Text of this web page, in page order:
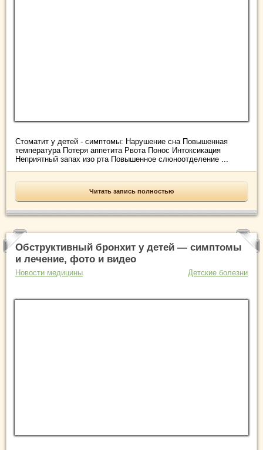
Стоматит у детей - симптомы: Нарушение сна Повышенная
температура Потеря аппетита Рвота Понос Интоксикация
Неприятный запах изо рта Повышенное слюноотделение ...
Читать запись полностью
Обструктивный бронхит у детей — симптомы
и лечение, фото и видео
Новости медицины Детские болезни